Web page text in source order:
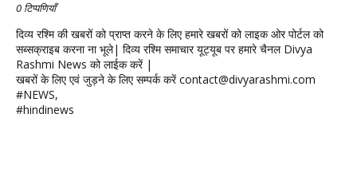
0 टिप्पणियाँ
दिव्य रश्मि की खबरों को प्राप्त करने के लिए हमारे खबरों को लाइक ओर पोर्टल को
सब्सक्राइब करना ना भूले| दिव्य रश्मि समाचार यूट्यूब पर हमारे चैनल Divya
Rashmi News को लाईक करें |
खबरों के लिए एवं जुड़ने के लिए सम्पर्क करें contact@divyarashmi.com
#NEWS,
#hindinews